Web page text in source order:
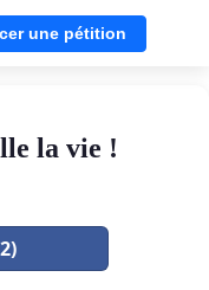
une pétition
la vie !